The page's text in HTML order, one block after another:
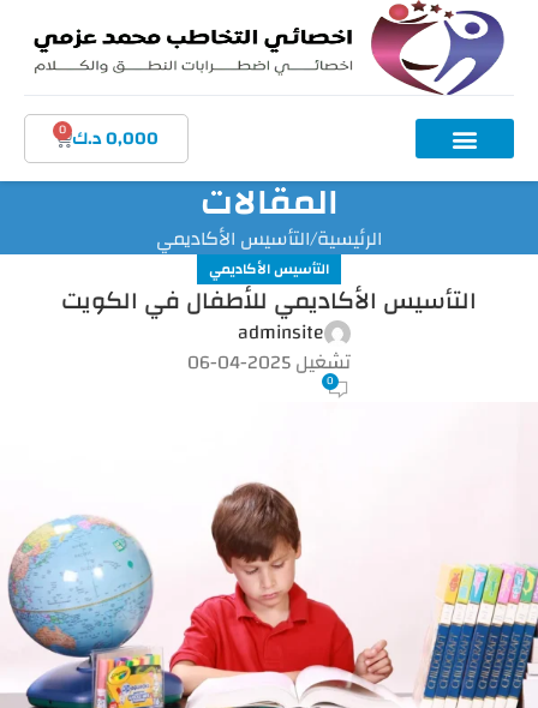
0,000د.ك 0
المقالات
الرئيسية التأسيس الأكاديمي
التأسيس الأكاديمي
التأسيس الأكاديمي للأطفال في الكويت
adminsite
تشغيل 2025-04-06
0